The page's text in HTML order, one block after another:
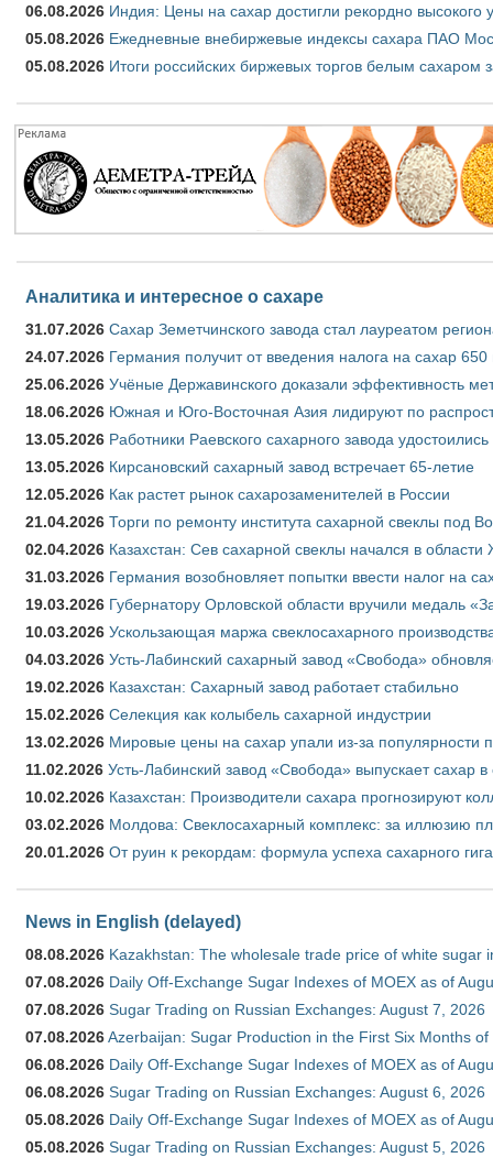
06.08.2026 Индия: Цены на сахар достигли рекордно высокого
05.08.2026 Ежедневные внебиржевые индексы сахара ПАО
05.08.2026 Итоги российских биржевых торгов белым сахаром
Аналитика и интересное о сахаре
31.07.2026 Сахар Земетчинского завода стал лауреатом
24.07.2026 Германия получит от введения налога на сахар
25.06.2026 Учёные Державинского доказали эффективность
18.06.2026 Южная и Юго-Восточная Азия лидируют по
13.05.2026 Работники Раевского сахарного завода удостоились
13.05.2026 Кирсановский сахарный завод встречает 65-летие
12.05.2026 Как растет рынок сахарозаменителей в России
21.04.2026 Торги по ремонту института сахарной свеклы под
02.04.2026 Казахстан: Сев сахарной свеклы начался в области
31.03.2026 Германия возобновляет попытки ввести налог на
19.03.2026 Губернатору Орловской области вручили медаль
10.03.2026 Ускользающая маржа свеклосахарного
04.03.2026 Усть-Лабинский сахарный завод «Свобода»
19.02.2026 Казахстан: Сахарный завод работает стабильно
15.02.2026 Селекция как колыбель сахарной индустрии
13.02.2026 Мировые цены на сахар упали из-за популярности
11.02.2026 Усть-Лабинский завод «Свобода» выпускает сахар в
10.02.2026 Казахстан: Производители сахара прогнозируют
03.02.2026 Молдова: Свеклосахарный комплекс: за иллюзию
20.01.2026 От руин к рекордам: формула успеха сахарного
News in English (delayed)
08.08.2026 Kazakhstan: The wholesale trade price of white sugar
07.08.2026 Daily Off-Exchange Sugar Indexes of MOEX as of
07.08.2026 Sugar Trading on Russian Exchanges: August 7, 2026
07.08.2026Azerbaijan: Sugar Production in the First Six Months of
06.08.2026 Daily Off-Exchange Sugar Indexes of MOEX as of
06.08.2026 Sugar Trading on Russian Exchanges: August 6, 2026
05.08.2026 Daily Off-Exchange Sugar Indexes of MOEX as of
05.08.2026 Sugar Trading on Russian Exchanges: August 5, 2026